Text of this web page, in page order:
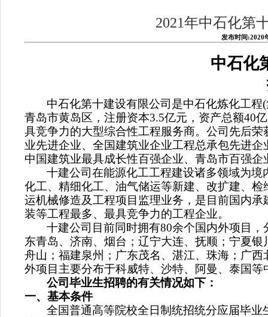
2021年中石化第
发布时间:2020
中石化
中石化第十建设有限公司是中石化炼化工程(
青岛市黄岛区，注册资本3.5亿元，资产总额40
具竞争力的大型综合性工程服务商。公司先后
业先进企业、全国建筑业企业工程总承包先进
中国建筑业最具成长性百强企业、青岛市百强企
十建公司在能源化工工程建设诸多领域为
化工、精细化工、油气储运等新建、改扩建、
运机械修造及工程项目监理业务，是目前国内
装等工程最多、最具竞争力的工程企业。
十建公司目前同时拥有80余个国内外项目，
东青岛、济南、烟台；辽宁大连、抚顺；宁夏
舟山；福建泉州；广东茂名、湛江、珠海；广
外项目主要分布于科威特、沙特、阿曼、泰国等
公司毕业生招聘的有关情况如下：
一、基本条件
全国普通高等院校全日制统招统分应届毕